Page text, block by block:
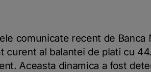
comunicate recent de Banca
curent al balantei de plati cu
Aceasta dinamica a fost